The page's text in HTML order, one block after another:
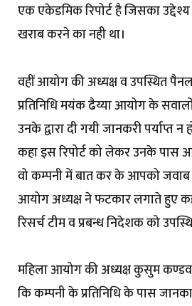
एक एकेडमिक रिपोर्ट है जिसका
खराब करने का नही था।
वहीं आयोग की अध्यक्ष व उपस्थित
प्रतिनिधि मयंक ढैय्या आयोग के
उनके द्वारा दी गयी जानकरी पर्याप्त
कहा इस रिपोर्ट को लेकर उनके पास
वो कम्पनी में बात कर के आपको
आयोग अध्यक्ष ने फटकार लगाते हुए
रिसर्च टीम व प्रबन्ध निदेशक को
महिला आयोग की अध्यक्ष कुसुम
कि कम्पनी के प्रतिनिधि के पास